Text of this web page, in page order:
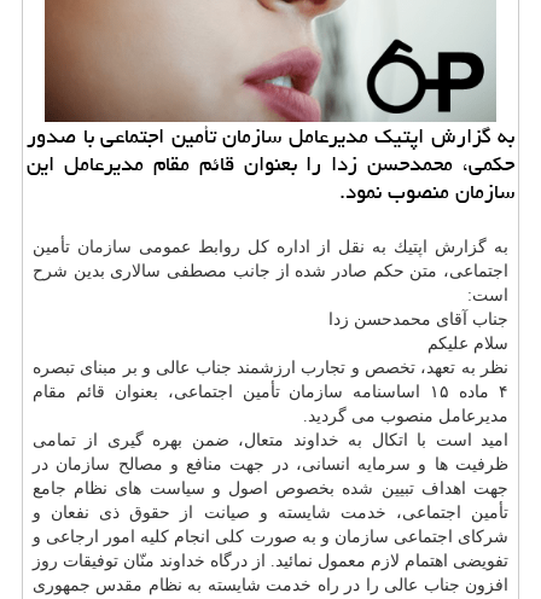
به گزارش اپتیك مدیرعامل سازمان تأمین اجتماعی با صدور
حكمی، محمدحسن زدا را بعنوان قائم مقام مدیرعامل این
سازمان منصوب نمود.
به گزارش اپتیك به نقل از اداره كل روابط عمومی سازمان تأمین
اجتماعی، متن حكم صادر شده از جانب مصطفی سالاری بدین شرح
است:
جناب آقای محمدحسن زدا
سلام علیكم
نظر به تعهد، تخصص و تجارب ارزشمند جناب عالی و بر مبنای تبصره
۴ ماده ۱۵ اساسنامه سازمان تأمین اجتماعی، بعنوان قائم مقام
مدیرعامل منصوب می گردید.
امید است با اتكال به خداوند متعال، ضمن بهره گیری از تمامی
ظرفیت ها و سرمایه انسانی، در جهت منافع و مصالح سازمان در
جهت اهداف تبیین شده بخصوص اصول و سیاست های نظام جامع
تأمین اجتماعی، خدمت شایسته و صیانت از حقوق ذی نفعان و
شركای اجتماعی سازمان و به صورت كلی انجام كلیه امور ارجاعی و
تفویضی اهتمام لازم معمول نمائید. از درگاه خداوند منّان توفیقات روز
افزون جناب عالی را در راه خدمت شایسته به نظام مقدس جمهوری